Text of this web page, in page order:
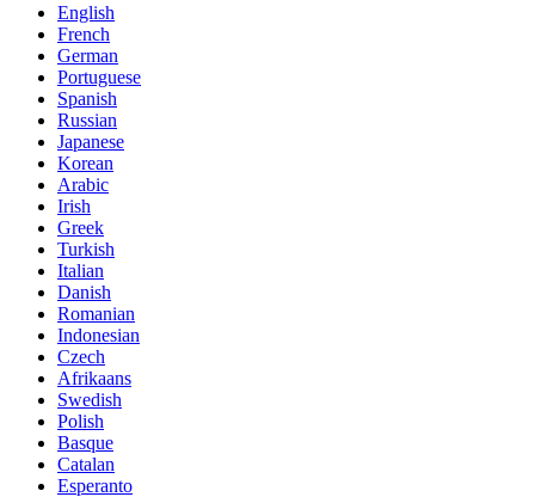
English
French
German
Portuguese
Spanish
Russian
Japanese
Korean
Arabic
Irish
Greek
Turkish
Italian
Danish
Romanian
Indonesian
Czech
Afrikaans
Swedish
Polish
Basque
Catalan
Esperanto